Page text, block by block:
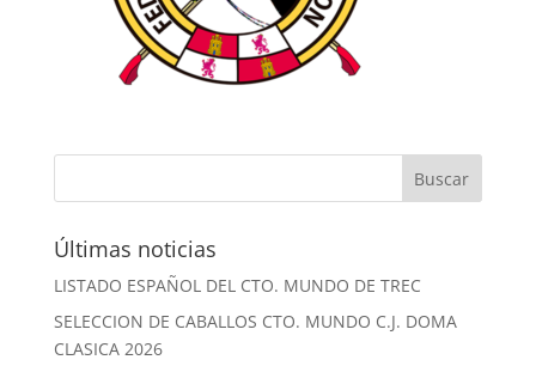
Últimas noticias
LISTADO ESPAÑOL DEL CTO. MUNDO DE TREC
SELECCION DE CABALLOS CTO. MUNDO C.J. DOMA
CLASICA 2026